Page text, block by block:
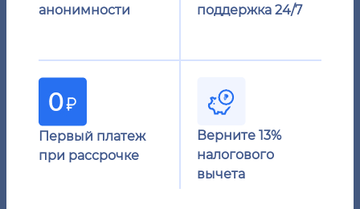
анонимности
поддержка 24/7
Первый платеж
при рассрочке
Верните 13%
налогового
вычета